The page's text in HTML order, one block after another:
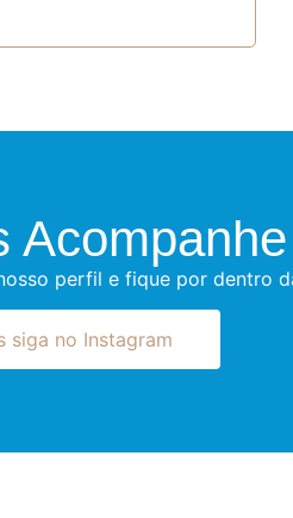
perfil e fique por dentro
siga no Instagram